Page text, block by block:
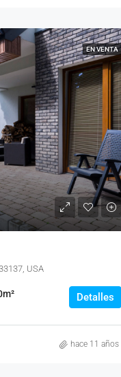
EN VENTA
USA
m² Detalles
hace 11 años